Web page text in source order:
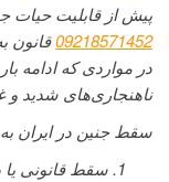
پیش از قابلیت
09218571452قانون
در مواردی که ادامه
ناهنجاری‌های شدید و
سقط جنین در ایران
سقط قانونی یا